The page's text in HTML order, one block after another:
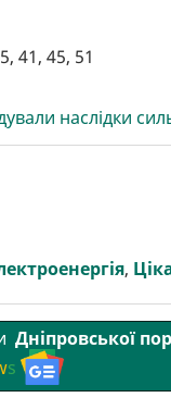
41, 45, 51
наслідки
,
Дніпровської
s